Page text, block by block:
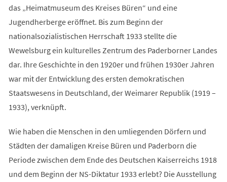
das „Heimatmuseum des Kreises Büren“ und eine
Jugendherberge eröffnet. Bis zum Beginn der
nationalsozialistischen Herrschaft 1933 stellte die
Wewelsburg ein kulturelles Zentrum des Paderborner Landes
dar. Ihre Geschichte in den 1920er und frühen 1930er Jahren
war mit der Entwicklung des ersten demokratischen
Staatswesens in Deutschland, der Weimarer Republik (1919 –
1933), verknüpft.
Wie haben die Menschen in den umliegenden Dörfern und
Städten der damaligen Kreise Büren und Paderborn die
Periode zwischen dem Ende des Deutschen Kaiserreichs 1918
und dem Beginn der NS-Diktatur 1933 erlebt? Die Ausstellung